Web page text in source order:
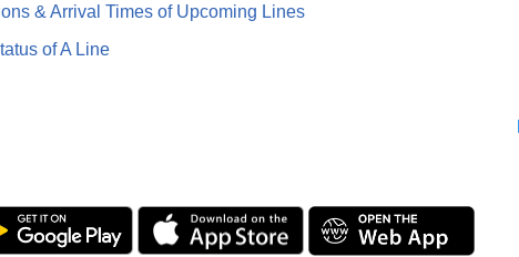
& Arrival Times of Upcoming Lines
of A Line